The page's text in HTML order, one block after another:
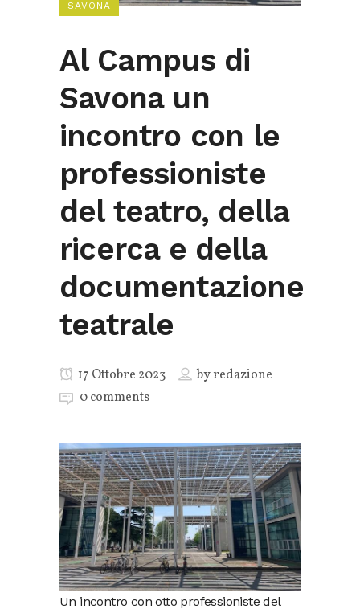
SAVONA
Al Campus di
Savona un
incontro con le
professioniste
del teatro, della
ricerca e della
documentazione
teatrale
17 Ottobre 2023 byredazione
0 comments
Un incontro con otto professioniste del